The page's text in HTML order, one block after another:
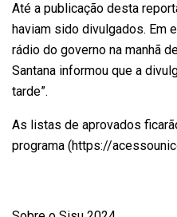
Até a publicação desta
haviam sido divulgados. Em
rádio do governo na manhã
Santana informou que a
tarde”.
As listas de aprovados
programa (https://